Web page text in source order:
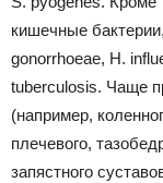
кишечные
gonorrhoeae, Н.
tuberculosis. Чаще
(например,
плечевого,
запястного